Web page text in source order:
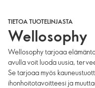
TIETOA TUOTELINJASTA
Wellosophy
Wellosophy tarjoaa
avulla voit luoda uusia,
Se tarjoaa myös
ihonhoitotavoitteesi ja